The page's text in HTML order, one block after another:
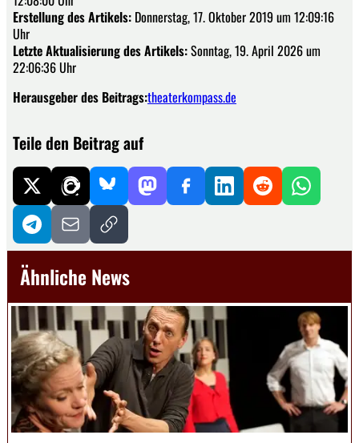
Erstellung des Artikels: Donnerstag, 17. Oktober 2019 um 12:09:16
Uhr
Letzte Aktualisierung des Artikels:Sonntag, 19. April 2026 um
22:06:36 Uhr
Herausgeber des Beitrags:theaterkompass.de
Teile den Beitrag auf
Ähnliche News